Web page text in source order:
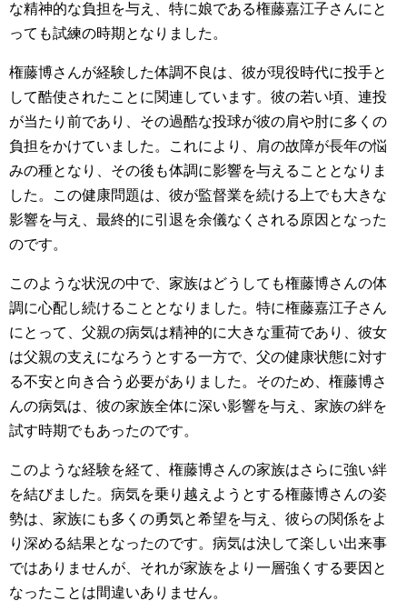
な精神的な負担を与え、特に娘である権藤嘉江子さんにと
っても試練の時期となりました。
権藤博さんが経験した体調不良は、彼が現役時代に投手と
して酷使されたことに関連しています。彼の若い頃、連投
が当たり前であり、その過酷な投球が彼の肩や肘に多くの
負担をかけていました。これにより、肩の故障が長年の悩
みの種となり、その後も体調に影響を与えることとなりま
した。この健康問題は、彼が監督業を続ける上でも大きな
影響を与え、最終的に引退を余儀なくされる原因となった
のです。
このような状況の中で、家族はどうしても権藤博さんの体
調に心配し続けることとなりました。特に権藤嘉江子さん
にとって、父親の病気は精神的に大きな重荷であり、彼女
は父親の支えになろうとする一方で、父の健康状態に対す
る不安と向き合う必要がありました。そのため、権藤博さ
んの病気は、彼の家族全体に深い影響を与え、家族の絆を
試す時期でもあったのです。
このような経験を経て、権藤博さんの家族はさらに強い絆
を結びました。病気を乗り越えようとする権藤博さんの姿
勢は、家族にも多くの勇気と希望を与え、彼らの関係をよ
り深める結果となったのです。病気は決して楽しい出来事
ではありませんが、それが家族をより一層強くする要因と
なったことは間違いありません。